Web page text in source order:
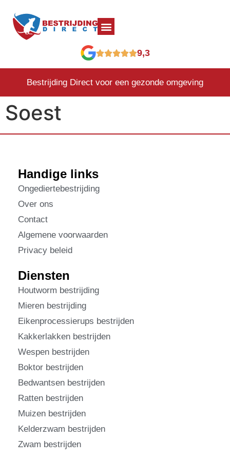
9,3
Bestrijding Direct voor een gezonde omgeving
Soest
Handige links
Ongediertebestrijding
Over ons
Contact
Algemene voorwaarden
Privacy beleid
Diensten
Houtworm bestrijding
Mieren bestrijding
Eikenprocessierups bestrijden
Kakkerlakken bestrijden
Wespen bestrijden
Boktor bestrijden
Bedwantsen bestrijden
Ratten bestrijden
Muizen bestrijden
Kelderzwam bestrijden
Zwam bestrijden